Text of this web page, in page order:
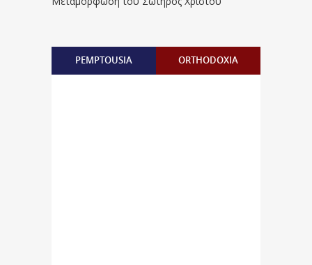
PEMPTOUSIA ORTHODOXIA